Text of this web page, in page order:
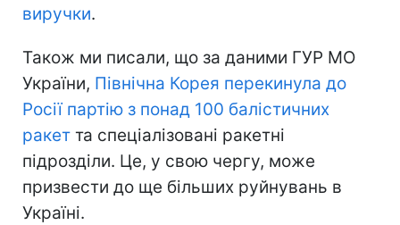
виручки.
Також ми писали, що за даними ГУР МО
України, Північна Корея перекинула до
Росії партію з понад 100 балістичних
ракет та спеціалізовані ракетні
підрозділи. Це, у свою чергу, може
призвести до ще більших руйнувань в
Україні.